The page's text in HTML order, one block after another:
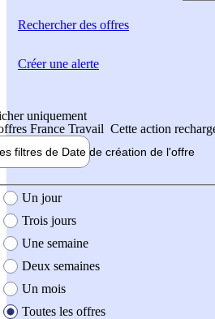
Rechercherdes offres
uniquement
France Travail Cette action
filtres de Date de création de l'offre
création de l'offre
Un jour
Trois jours
Une semaine
Deux semaines
Un mois
Toutes les offres
Créer une alerte